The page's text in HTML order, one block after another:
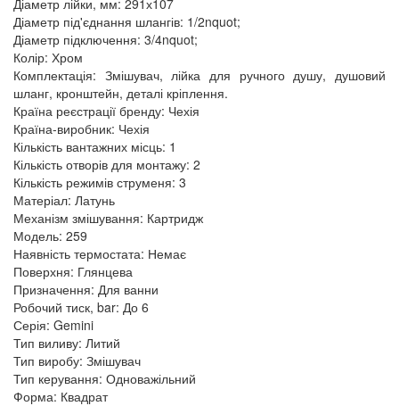
Діаметр лійки, мм: 291х107
Діаметр під'єднання шлангів: 1/2nquot;
Діаметр підключення: 3/4nquot;
Колір: Хром
Комплектація: Змішувач, лійка для ручного душу, душовий
шланг, кронштейн, деталі кріплення.
Країна реєстрації бренду: Чехія
Країна-виробник: Чехія
Кількість вантажних місць: 1
Кількість отворів для монтажу: 2
Кількість режимів струменя: 3
Матеріал: Латунь
Механізм змішування: Картридж
Модель: 259
Наявність термостата: Немає
Поверхня: Глянцева
Призначення: Для ванни
Робочий тиск, bar: До 6
Серія: Gemini
Тип виливу: Литий
Тип виробу: Змішувач
Тип керування: Одноважільний
Форма: Квадрат